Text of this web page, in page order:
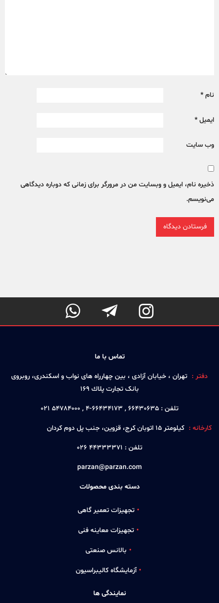
نام *
ایمیل *
وب‌ سایت
ذخیره نام، ایمیل و وبسایت من در مرورگر برای زمانی که دوباره دیدگاهی
می‌نویسم.



تماس با ما
دفتر : تهران ، خيابان آزادی ، بين چهارراه های نواب و اسكندری، روبروی
بانک تجارت پلاك 169
تلفن : 66430635 , 66434173-4 , 54784000 021
کارخانه : كيلومتر 15 اتوبان كرج، قزوين، جنب پل دوم كردان
تلفن : 44333371 026
parzan@parzan.com
دسته بندی محصولات
تجهیزات تعمیر گاهی
تجهیزات معاینه فنی
بالانس صنعتی
آزمایشگاه کالیبراسیون
نمایندگی ها